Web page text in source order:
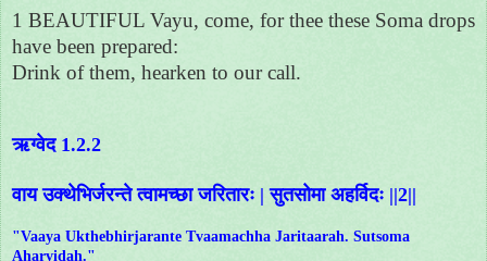
1 BEAUTIFUL Vayu, come, for thee these Soma drops
have been prepared:
Drink of them, hearken to our call.
ऋग्वेद 1.2.2
वाय उक्थेभिर्जरन्ते त्वामच्छा जरितारः | सुतसोमा अहर्विदः ||2||
"Vaaya Ukthebhirjarante Tvaamachha Jaritaarah. Sutsoma
Aharvidah."